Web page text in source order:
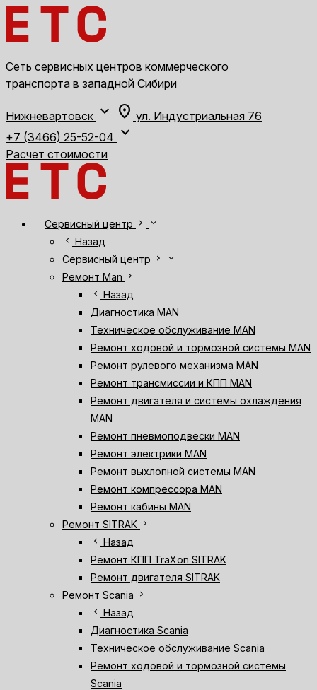
Сеть сервисных центров коммерческого
транспорта в западной Сибири
Нижневартовск expand_more location_on ул. Индустриальная 76
+7 (3466) 25-52-04 expand_more
Расчет стоимости
Сервисный центр chevron_right
expand_more
chevron_left Назад
Сервисный центр
chevron_right expand_more
Ремонт Man
chevron_right
chevron_left Назад
Диагностика MAN
Техническое обслуживание MAN
Ремонт ходовой и тормозной системы MAN
Ремонт рулевого механизма MAN
Ремонт трансмиссии и КПП MAN
Ремонт двигателя и системы охлаждения
MAN
Ремонт пневмоподвески MAN
Ремонт электрики MAN
Ремонт выхлопной системы MAN
Ремонт компрессора MAN
Ремонт кабины MAN
Ремонт SITRAK chevron_right
chevron_left Назад
Ремонт КПП TraXon SITRAK
Ремонт двигателя SITRAK
Ремонт Scania
chevron_right
chevron_left Назад
Диагностика Scania
Техническое обслуживание Scania
Ремонт ходовой и тормозной системы
Scania